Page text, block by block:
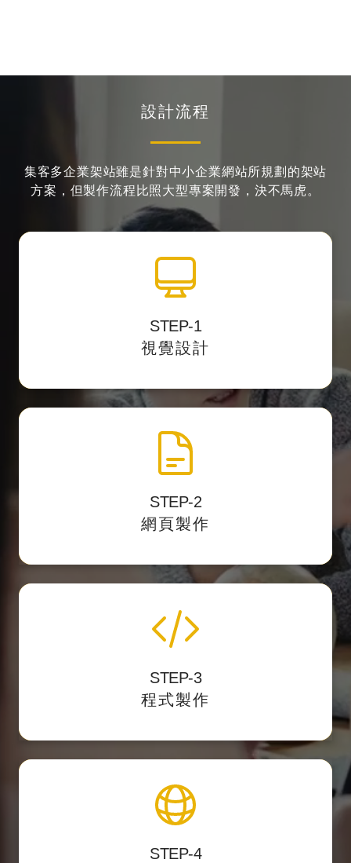
設計流程
集客多企業架站雖是針對中小企業網站所規劃的架站
方案， 但製作流程比照大型專案開發，決不馬虎。
STEP-1
視覺設計
透過影像編輯軟體中設計網站介面，
戶預覽網址校稿。
STEP-2
網頁製作
網頁製作切版
以最精準的 HTML標籤結構
成網頁的格式。
STEP-3
程式製作
程式化與後台製作
我們開發後台力求精簡好用，讓客戶第一次使
用就上手。
STEP-4
上架與維護
提供後台測試點，校對後正式上架，